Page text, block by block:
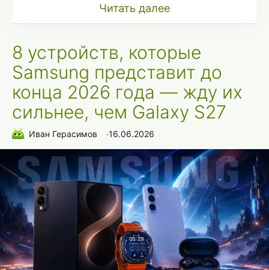
Читать далее
8 устройств, которые
Samsung представит до
конца 2026 года — жду их
сильнее, чем Galaxy S27
Иван Герасимов ∙16.06.2026